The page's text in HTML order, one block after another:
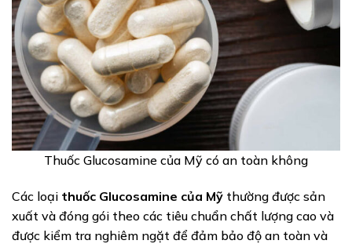
Thuốc Glucosamine của Mỹ có an toàn không
Các loại thuốc Glucosamine của Mỹ thường được sản
xuất và đóng gói theo các tiêu chuẩn chất lượng cao và
được kiểm tra nghiêm ngặt để đảm bảo độ an toàn và